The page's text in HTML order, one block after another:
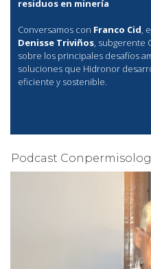
residuos en minería
Conversamos con Franco Cid,
Denisse Triviños, subgerente
sobre los principales desafíos
soluciones que Hidronor
eficiente y sostenible.
Podcast